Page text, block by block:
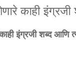
काही इंग्रजी
इंग्रजी शब्द आणि